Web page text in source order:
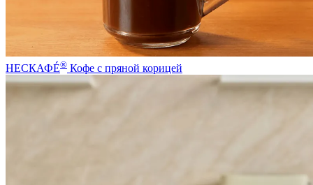
НЕСКАФÉ® Кофе с пряной корицей